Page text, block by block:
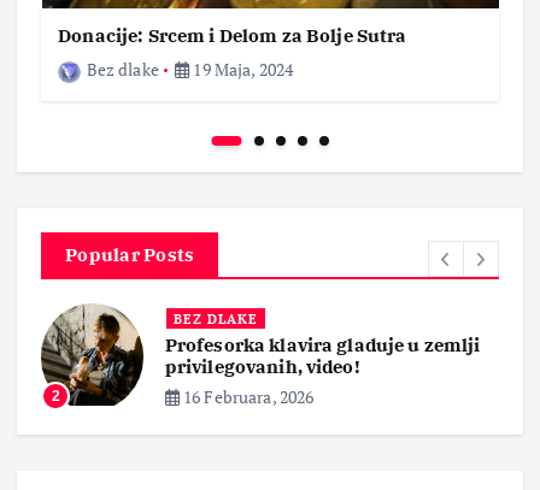
Donacije: Srcem i Delom za Bolje Sutra
Bez dlake
19 Maja, 2024
Popular Posts
2
BEZ DLAKE
Profesorka klavira gladuje u zemlji
privilegovanih, video!
16 Februara, 2026